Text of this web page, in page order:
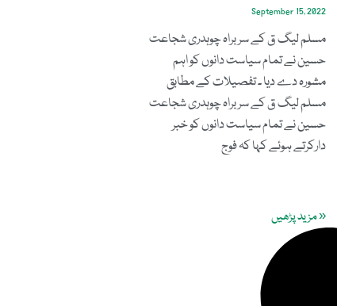
September 15, 2022
مسلم لیگ ق کے سربراہ چوہدری شجاعت
حسین نے تمام سیاست دانوں کو اہم
مشورہ دے دیا ۔ تفصیلات کے مطابق
مسلم لیگ ق کے سربراہ چوہدری شجاعت
حسین نے تمام سیاست دانوں کو خبر
دارکرتے ہوئے کہا کہ فوج
« مزید پڑھیں